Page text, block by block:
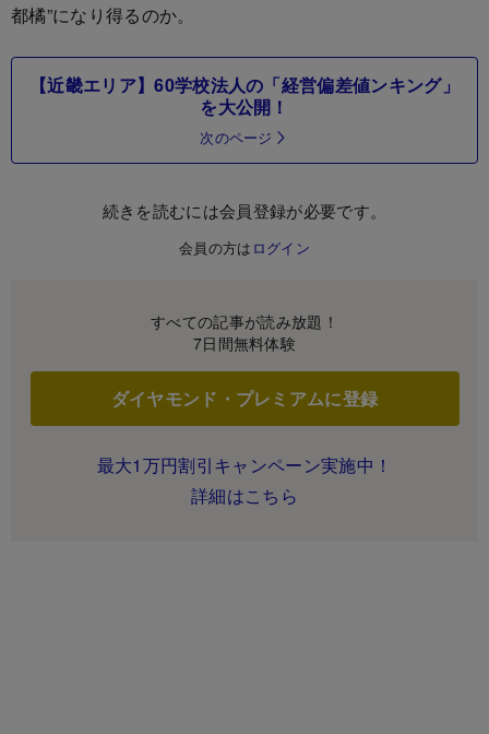
都橘”になり得るのか。
【近畿エリア】60学校法人の「経営偏差値ンキング」
を大公開！
次のページ
続きを読むには会員登録が必要です。
会員の方は ログイン
すべての記事が読み放題！
7日間無料体験
ダイヤモンド・プレミアムに登録
最大1万円割引キャンペーン実施中！
詳細はこちら